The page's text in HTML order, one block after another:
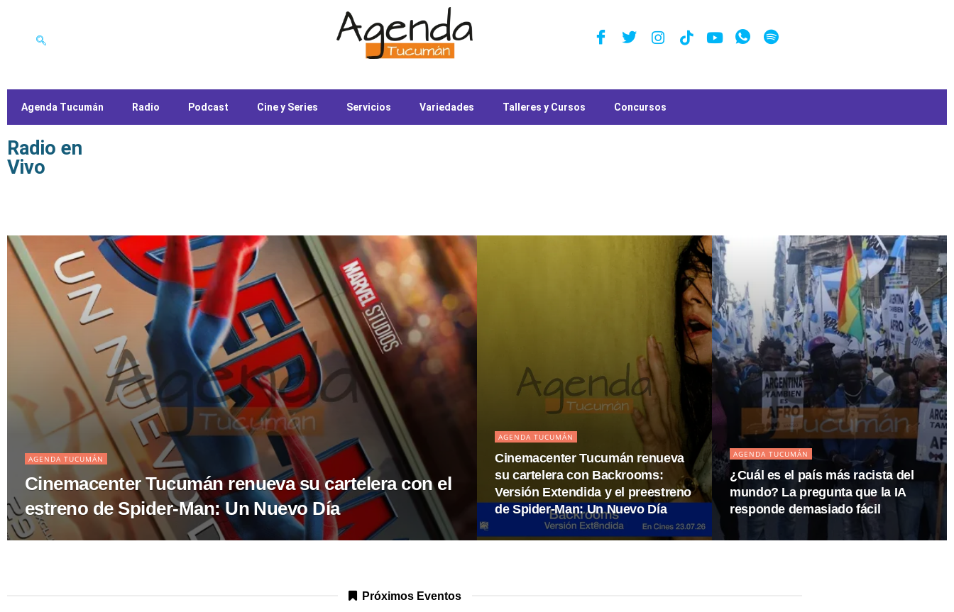
Agenda Tucumán Radio Podcast Cine y Series Servicios Variedades Talleres y Cursos Concursos
Radio en
Vivo
AGENDA TUCUMÁN
Cinemacenter Tucumán renueva su cartelera con el
estreno de Spider-Man: Un Nuevo Día
AGENDA TUCUMÁN
Cinemacenter Tucumán renueva
su cartelera con Backrooms:
Versión Extendida y el preestreno
de Spider-Man: Un Nuevo Día
AGENDA TUCUMÁN
¿Cuál es el país más racista del
mundo? La pregunta que la IA
responde demasiado fácil
Próximos Eventos